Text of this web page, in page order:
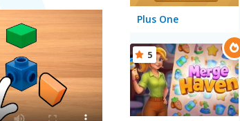
Plus One
5